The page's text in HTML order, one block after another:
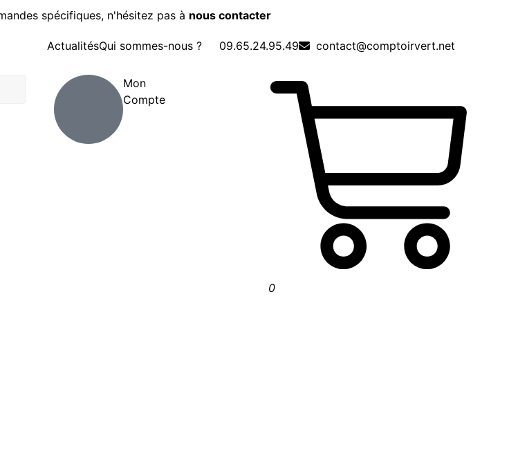
spécifiques, n'hésitez pas à nous contacter
ActualitésQui sommes-nous ? 09.65.24.95.49 contact@comptoirvert.net
Mon
Compte
0